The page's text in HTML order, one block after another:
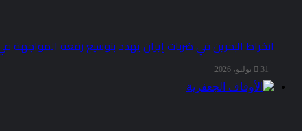
انخراط البحرين في ضربات إيران يهدد بتوسيع رقعة المواجهة
31 يوليو، 2026